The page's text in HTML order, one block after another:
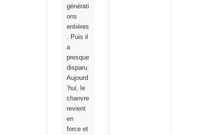
générati
ons
entières
. Puis il
a
presque
disparu.
Aujourd
’hui, le
chanvre
revient
en
force et